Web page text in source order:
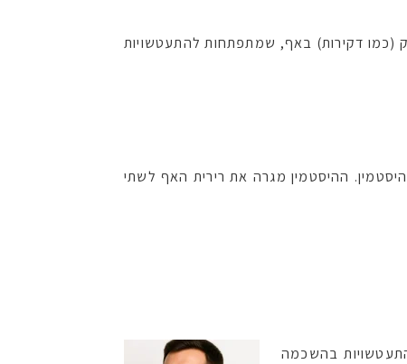
(כמו דקירות) באף, שמתפתחות להתעטשויות
ההיסטמין מגרה את רירית האף לשתי
בהשכמה